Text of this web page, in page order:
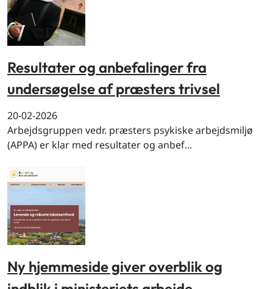
Resultater og anbefalinger fra
undersøgelse af præsters trivsel
20-02-2026
Arbejdsgruppen vedr. præsters psykiske arbejdsmiljø
(APPA) er klar med resultater og anbef...
Ny hjemmeside giver overblik og